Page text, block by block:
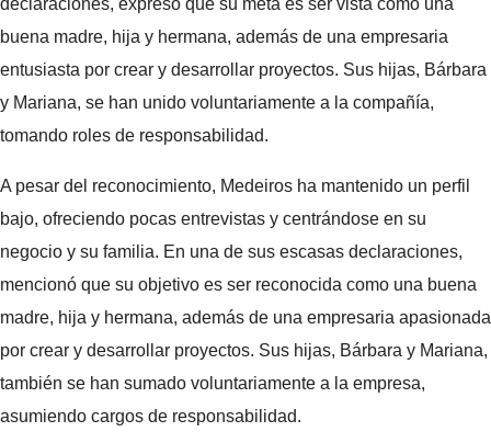
declaraciones, expresó que su meta es ser vista como una
buena madre, hija y hermana, además de una empresaria
entusiasta por crear y desarrollar proyectos. Sus hijas, Bárbara
y Mariana, se han unido voluntariamente a la compañía,
tomando roles de responsabilidad.
A pesar del reconocimiento, Medeiros ha mantenido un perfil
bajo, ofreciendo pocas entrevistas y centrándose en su
negocio y su familia. En una de sus escasas declaraciones,
mencionó que su objetivo es ser reconocida como una buena
madre, hija y hermana, además de una empresaria apasionada
por crear y desarrollar proyectos. Sus hijas, Bárbara y Mariana,
también se han sumado voluntariamente a la empresa,
asumiendo cargos de responsabilidad.